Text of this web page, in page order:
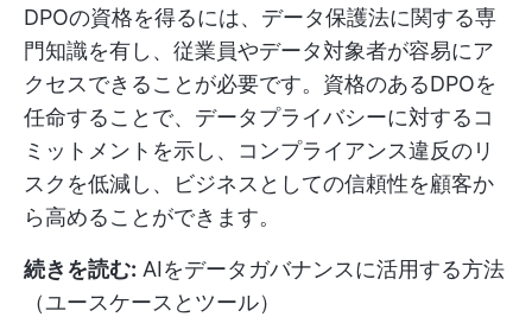
DPOの資格を得るには、データ保護法に関する専
門知識を有し、従業員やデータ対象者が容易にア
クセスできることが必要です。資格のあるDPOを
任命することで、データプライバシーに対するコ
ミットメントを示し、コンプライアンス違反のリ
スクを低減し、ビジネスとしての信頼性を顧客か
ら高めることができます。
続きを読む: AIをデータガバナンスに活用する方法
（ユースケースとツール）